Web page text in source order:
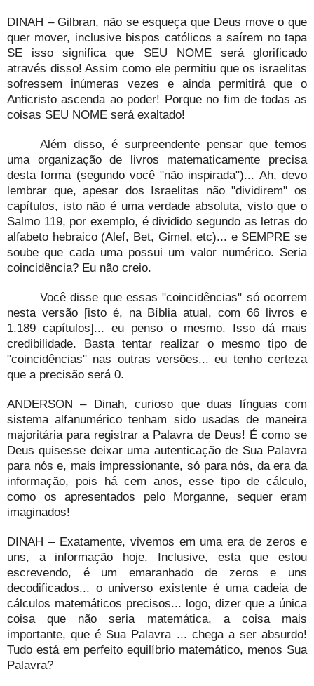
DINAH – Gilbran, não se esqueça que Deus move o que
quer mover, inclusive bispos católicos a saírem no tapa
SE isso significa que SEU NOME será glorificado
através disso! Assim como ele permitiu que os israelitas
sofressem inúmeras vezes e ainda permitirá que o
Anticristo ascenda ao poder! Porque no fim de todas as
coisas SEU NOME será exaltado!
Além disso, é surpreendente pensar que temos
uma organização de livros matematicamente precisa
desta forma (segundo você "não inspirada")... Ah, devo
lembrar que, apesar dos Israelitas não "dividirem" os
capítulos, isto não é uma verdade absoluta, visto que o
Salmo 119, por exemplo, é dividido segundo as letras do
alfabeto hebraico (Alef, Bet, Gimel, etc)... e SEMPRE se
soube que cada uma possui um valor numérico. Seria
coincidência? Eu não creio.
Você disse que essas "coincidências" só ocorrem
nesta versão [isto é, na Bíblia atual, com 66 livros e
1.189 capítulos]... eu penso o mesmo. Isso dá mais
credibilidade. Basta tentar realizar o mesmo tipo de
"coincidências" nas outras versões... eu tenho certeza
que a precisão será 0.
ANDERSON – Dinah, curioso que duas línguas com
sistema alfanumérico tenham sido usadas de maneira
majoritária para registrar a Palavra de Deus! É como se
Deus quisesse deixar uma autenticação de Sua Palavra
para nós e, mais impressionante, só para nós, da era da
informação, pois há cem anos, esse tipo de cálculo,
como os apresentados pelo Morganne, sequer eram
imaginados!
DINAH – Exatamente, vivemos em uma era de zeros e
uns, a informação hoje. Inclusive, esta que estou
escrevendo, é um emaranhado de zeros e uns
decodificados... o universo existente é uma cadeia de
cálculos matemáticos precisos... logo, dizer que a única
coisa que não seria matemática, a coisa mais
importante, que é Sua Palavra ... chega a ser absurdo!
Tudo está em perfeito equilíbrio matemático, menos Sua
Palavra?